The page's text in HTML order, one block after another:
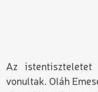
Az
vonultak. Oláh